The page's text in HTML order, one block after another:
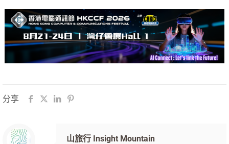
分享
山旅行 Insight Mountain